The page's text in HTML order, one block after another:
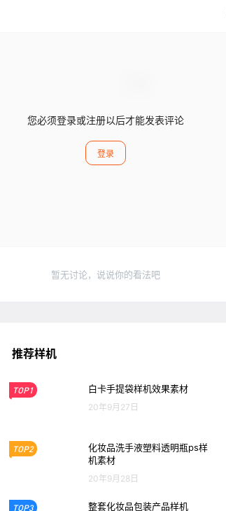
您必须登录或注册以后才能发表评论
登录
暂无讨论，说说你的看法吧
推荐样机
TOP1 白卡手提袋样机效果素材
20年9月27日
TOP2
化妆品洗手液塑料透明瓶ps样
机素材
20年9月28日
TOP3 整套化妆品包装产品样机